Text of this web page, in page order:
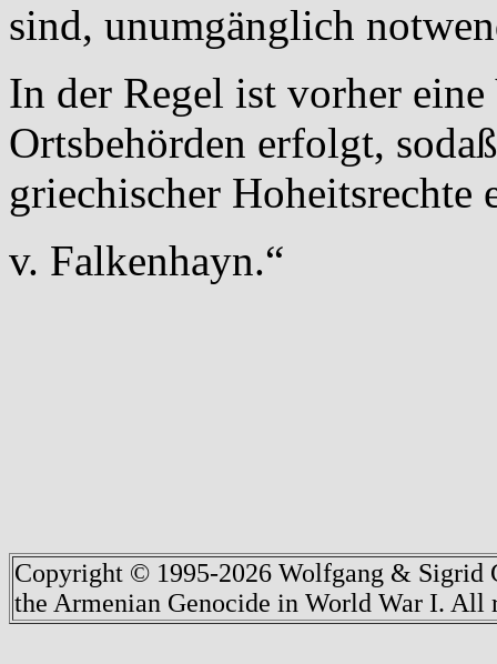
sind, unumgänglich
In der Regel ist vorher
Ortsbehörden erfolgt,
griechischer Hoheitsrechte
v. Falkenhayn.“
Copyright © 1995-2026 Wolfgang & Sigrid
the Armenian Genocide in World War I. All